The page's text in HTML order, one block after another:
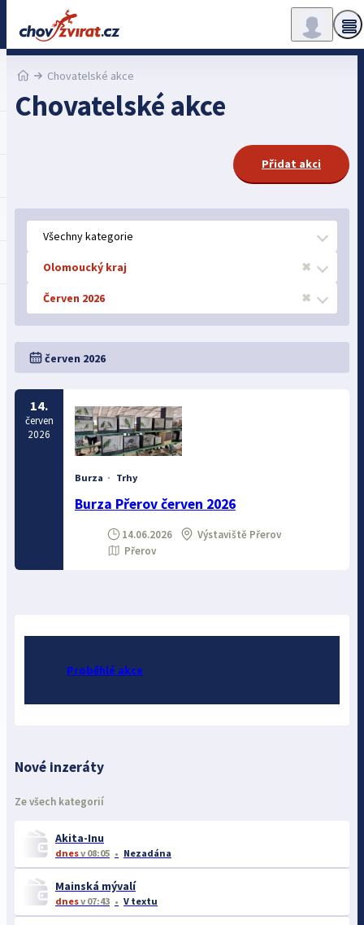
Chovatelské akce
Chovatelské akce
Přidat akci
Všechny kategorie
Olomoucký kraj ✖
Červen 2026 ✖
červen 2026
14.
červen
2026
Burza · Trhy
Burza Přerov červen 2026
14.06.2026
Výstaviště Přerov
Přerov
Proběhlé akce
Nové inzeráty
Ze všech kategorií
Akita-Inu
dnesv 08:05 Nezadána
Mainská mývalí
dnesv 07:43 V textu